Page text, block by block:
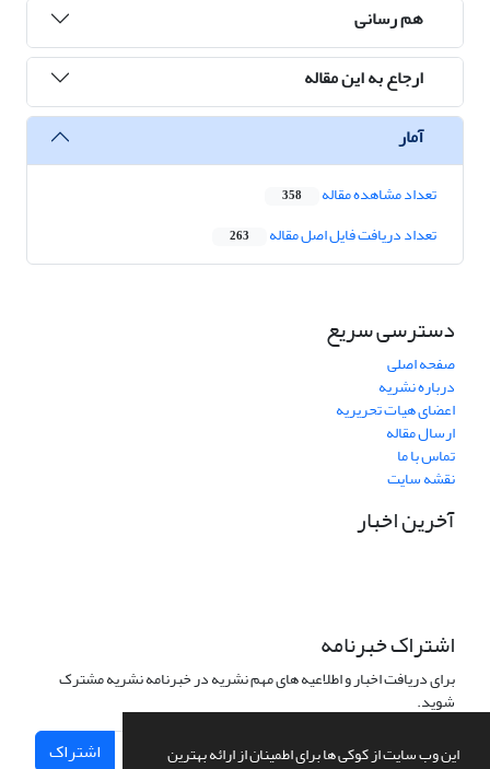
این وب سایت از کوکی ها برای اطمینان از ارائه بهترین
هم رسانی
ارجاع به این مقاله
آمار
تعداد مشاهده مقاله 358
تعداد دریافت فایل اصل مقاله 263
دسترسی سریع
صفحه اصلی
درباره نشریه
اعضای هیات تحریریه
ارسال مقاله
تماس با ما
نقشه سایت
آخرین اخبار
اشتراک خبرنامه
برای دریافت اخبار و اطلاعیه های مهم نشریه در خبرنامه نشریه مشترک
شوید.
اشتراک